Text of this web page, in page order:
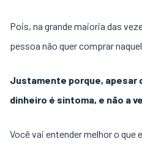
Pois, na grande maioria das
pessoa não quer comprar
Justamente porque, apesar
dinheiro é sintoma, e não a
Você vai entender melhor o que